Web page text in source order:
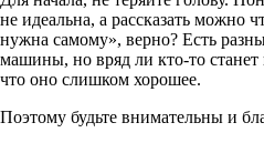
не идеальна, а рассказать можно
нужна самому», верно? Есть
машины, но вряд ли кто-то станет
что оно слишком хорошее.
Поэтому будьте внимательны и